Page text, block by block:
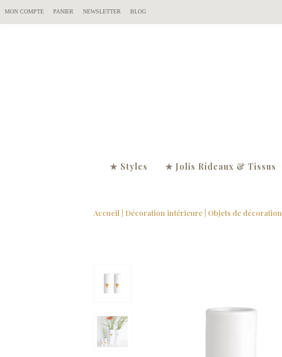
MON COMPTE PANIER NEWSLETTER BLOG
★ Styles ★ Jolis Rideaux & Tissus
Accueil Décoration intérieure Objets de décoration